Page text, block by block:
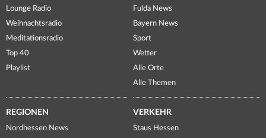
Lounge Radio
Weihnachtsradio
Meditationsradio
Top 40
Playlist
Fulda News
Bayern News
Sport
Wetter
Alle Orte
Alle Themen
REGIONEN
Nordhessen News
VERKEHR
Staus Hessen